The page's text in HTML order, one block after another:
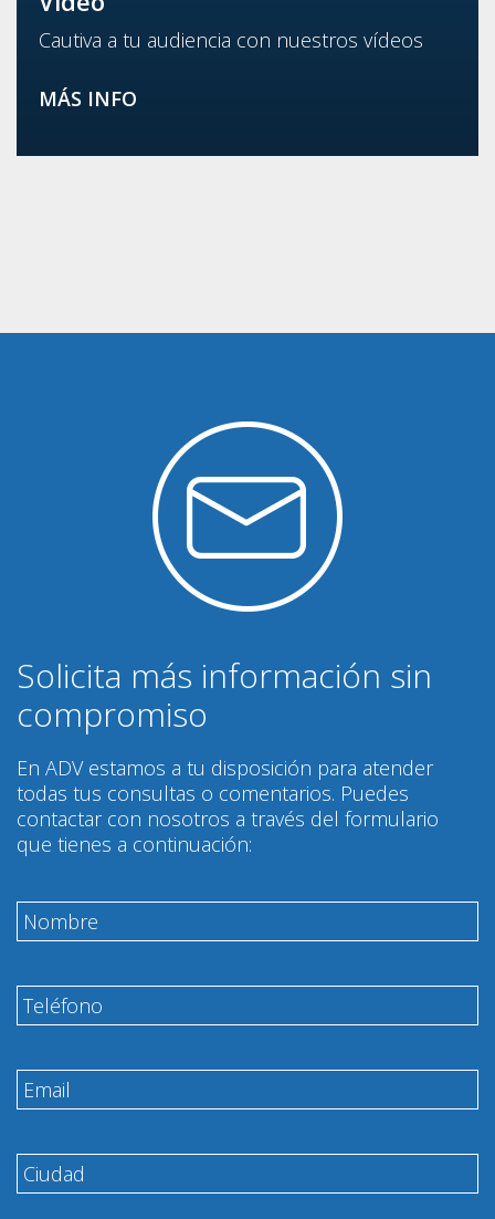
Cautiva a tu audiencia con nuestros vídeos
MÁS INFO
Solicita más información sin
compromiso
En ADV estamos a tu disposición para atender
todas tus consultas o comentarios. Puedes
contactar con nosotros a través del formulario
que tienes a continuación: